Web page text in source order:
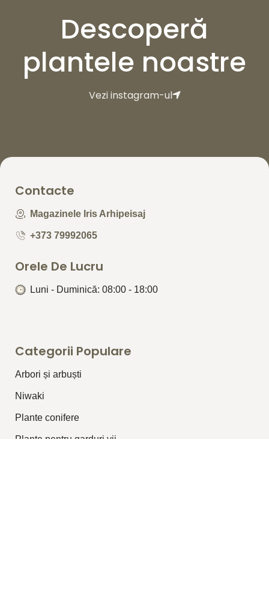
Descoperă
plantele noastre
Vezi instagram-ul
Contacte
Magazinele Iris Arhipeisaj
+373 79992065
Orele De Lucru
Luni - Duminică: 08:00 - 18:00
Categorii Populare
Arbori și arbuști
⁠Niwaki
Plante conifere
Plante pentru garduri vii